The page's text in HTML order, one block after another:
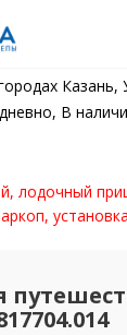
В
лодочный